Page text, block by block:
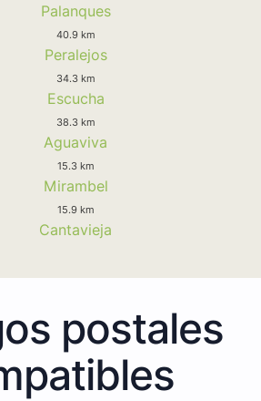
Palanques
40.9 km
Peralejos
34.3 km
Escucha
38.3 km
Aguaviva
15.3 km
Mirambel
15.9 km
Cantavieja
postales